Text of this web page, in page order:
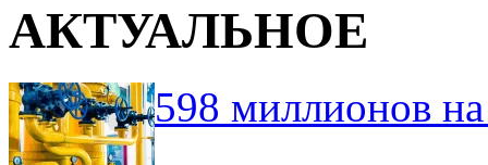
АКТУАЛЬНОЕ
598 миллионов